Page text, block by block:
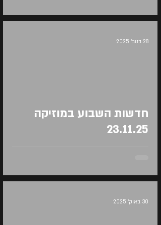
חדשות השבוע במוזיקה
23.11.25
28 בנוב׳ 2025
30 באוק׳ 2025